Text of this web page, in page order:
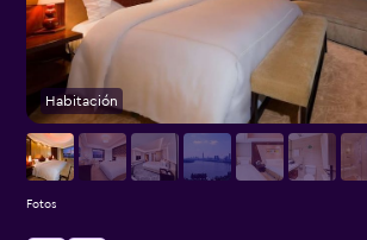
Habitación
Fotos